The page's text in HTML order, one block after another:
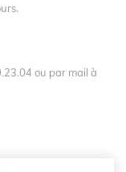
ou par mail à